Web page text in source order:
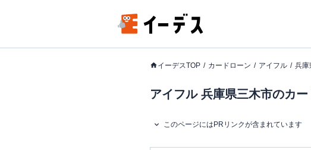
イーデスTOP カードローン アイフル 兵庫
アイフル 兵庫県三木市のカ
このページにはPRリンクが含まれています